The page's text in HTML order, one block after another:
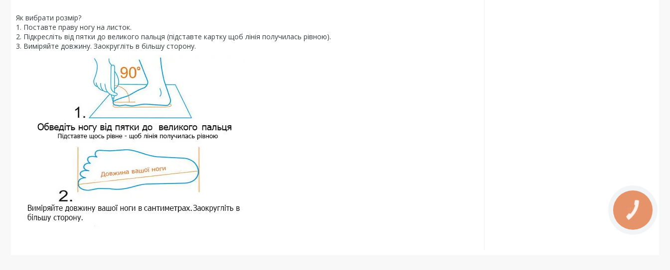
Як вибрати розмір?
1. Поставте праву ногу на листок.
2. Підкресліть від пятки до великого пальця (підставте картку щоб лінія получилась рівною).
3. Виміряйте довжину. Заокругліть в більшу сторону.
КНОПКА
ЗВ'ЯЗКУ